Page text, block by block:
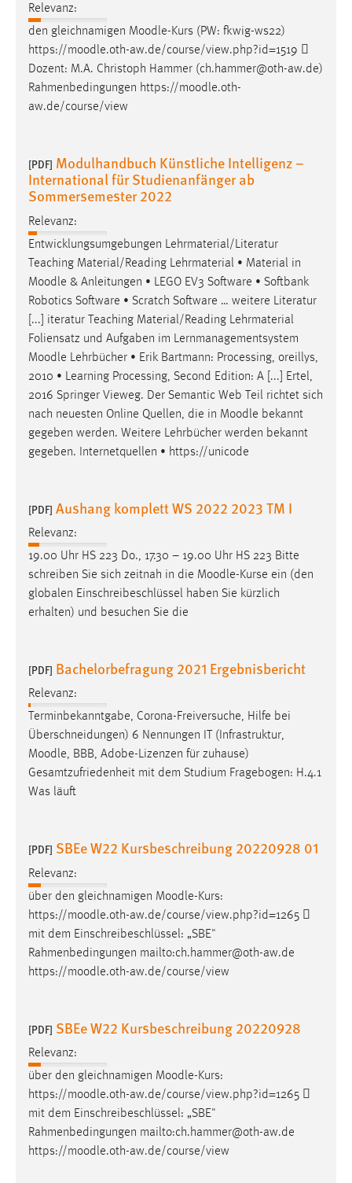
Relevanz:
den gleichnamigen Moodle-Kurs (PW: fkwig-ws22)
https://moodle.oth-aw.de/course/view.php?id=1519 
Dozent: M.A. Christoph Hammer (ch.hammer@oth-aw.de)
Rahmenbedingungen https://moodle.oth-
aw.de/course/view
[PDF] Modulhandbuch Künstliche Intelligenz –
International für Studienanfänger ab
Sommersemester 2022
Relevanz:
Entwicklungsumgebungen Lehrmaterial/Literatur
Teaching Material/Reading Lehrmaterial • Material in
Moodle & Anleitungen • LEGO EV3 Software • Softbank
Robotics Software • Scratch Software … weitere Literatur
[...] iteratur Teaching Material/Reading Lehrmaterial
Foliensatz und Aufgaben im Lernmanagementsystem
Moodle Lehrbücher • Erik Bartmann: Processing, oreillys,
2010 • Learning Processing, Second Edition: A [...] Ertel,
2016 Springer Vieweg. Der Semantic Web Teil richtet sich
nach neuesten Online Quellen, die in Moodle bekannt
gegeben werden. Weitere Lehrbücher werden bekannt
gegeben. Internetquellen • https://unicode
[PDF] Aushang komplett WS 2022 2023 TM I
Relevanz:
19.00 Uhr HS 223 Do., 17.30 – 19.00 Uhr HS 223 Bitte
schreiben Sie sich zeitnah in die Moodle-Kurse ein (den
globalen Einschreibeschlüssel haben Sie kürzlich
erhalten) und besuchen Sie die
[PDF] Bachelorbefragung 2021 Ergebnisbericht
Relevanz:
Terminbekanntgabe, Corona-Freiversuche, Hilfe bei
Überschneidungen) 6 Nennungen IT (Infrastruktur,
Moodle, BBB, Adobe-Lizenzen für zuhause)
Gesamtzufriedenheit mit dem Studium Fragebogen: H.4.1
Was läuft
[PDF] SBEe W22 Kursbeschreibung 20220928 01
Relevanz:
über den gleichnamigen Moodle-Kurs:
https://moodle.oth-aw.de/course/view.php?id=1265 
mit dem Einschreibeschlüssel: „SBE"
Rahmenbedingungen mailto:ch.hammer@oth-aw.de
https://moodle.oth-aw.de/course/view
[PDF] SBEe W22 Kursbeschreibung 20220928
Relevanz:
über den gleichnamigen Moodle-Kurs:
https://moodle.oth-aw.de/course/view.php?id=1265 
mit dem Einschreibeschlüssel: „SBE"
Rahmenbedingungen mailto:ch.hammer@oth-aw.de
https://moodle.oth-aw.de/course/view
Name:
site-language-preference
Zweck:
Das Cookie speichert die gewählte Sprache der Website.
Cookie Laufzeit:
Chat
MibewSessionID, MIBEW_UserID, mibew_locale, mibew-
chat-frame-style-5e9dbeb1811c0446
Zweck:
Wird benötigt um die Chatfunktion nutzen zu können.
Cookie Laufzeit:
MibewSessionID, mibew-chat-frame-style-
5e9dbeb1811c0446 = Sitzungslaufzeit, mibew_locale = 3
Login
Name:
Dieser Cookie ist notwendig um sich an der Website
Cookie Laufzeit:
24 Stunden
Diese Informationen helfen uns zu verstehen, wie
unsere Besucher unsere Website nutzen.
Matomo
Name:
Max. 13 Monate
MARKETING
Marketing Cookies werden von Drittanbietern
Google Ads
Name:
_gcl_au
Anbieter:
Google Ireland Limited